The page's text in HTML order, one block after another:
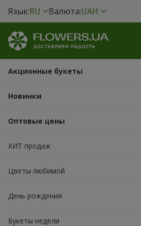
Язык:RU Валюта:UAH
Акционные букеты
Новинки
Оптовые цены
ХИТ продаж
Цветы любимой
День рождения
Букеты недели